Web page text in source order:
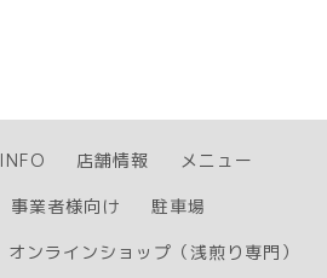
INFO 店舗情報
メニュー
事業者様向け
駐車場
オンラインショップ（浅煎り専門）